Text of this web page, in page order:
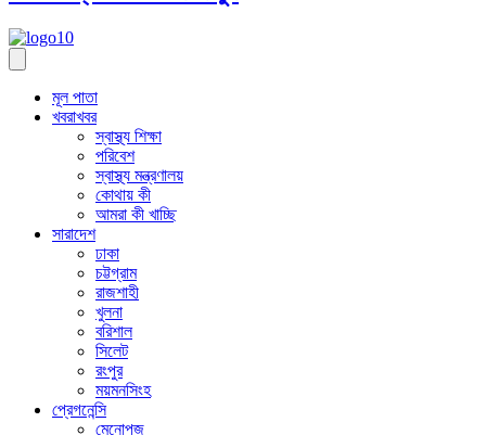
মূল পাতা
খবরাখবর
স্বাস্থ্য শিক্ষা
পরিবেশ
স্বাস্থ্য মন্ত্রণালয়
কোথায় কী
আমরা কী খাচ্ছি
সারাদেশ
ঢাকা
চট্টগ্রাম
রাজশাহী
খুলনা
বরিশাল
সিলেট
রংপুর
ময়মনসিংহ
প্রেগনেন্সি
মেনোপজ